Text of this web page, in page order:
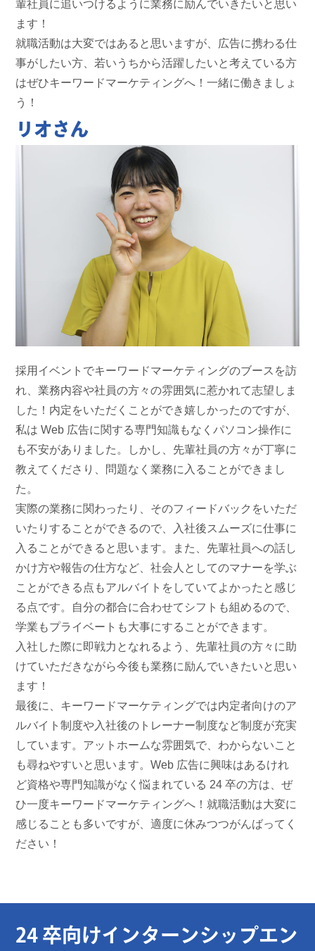
輩社員に追いつけるように業務に励んでいきたいと思い
ます！
就職活動は大変ではあると思いますが、広告に携わる仕
事がしたい方、若いうちから活躍したいと考えている方
はぜひキーワードマーケティングへ！一緒に働きましょ
う！
リオさん
採用イベントでキーワードマーケティングのブースを訪
れ、業務内容や社員の方々の雰囲気に惹かれて志望しま
した！内定をいただくことができ嬉しかったのですが、
私は Web 広告に関する専門知識もなくパソコン操作に
も不安がありました。しかし、先輩社員の方々が丁寧に
教えてくださり、問題なく業務に入ることができまし
た。
実際の業務に関わったり、そのフィードバックをいただ
いたりすることができるので、入社後スムーズに仕事に
入ることができると思います。また、先輩社員への話し
かけ方や報告の仕方など、社会人としてのマナーを学ぶ
ことができる点もアルバイトをしていてよかったと感じ
る点です。自分の都合に合わせてシフトも組めるので、
学業もプライベートも大事にすることができます。
入社した際に即戦力となれるよう、先輩社員の方々に助
けていただきながら今後も業務に励んでいきたいと思い
ます！
最後に、キーワードマーケティングでは内定者向けのア
ルバイト制度や入社後のトレーナー制度など制度が充実
しています。アットホームな雰囲気で、わからないこと
も尋ねやすいと思います。Web 広告に興味はあるけれ
ど資格や専門知識がなく悩まれている 24 卒の方は、ぜ
ひ一度キーワードマーケティングへ！就職活動は大変に
感じることも多いですが、適度に休みつつがんばってく
ださい！
24 卒向けインターンシップエン